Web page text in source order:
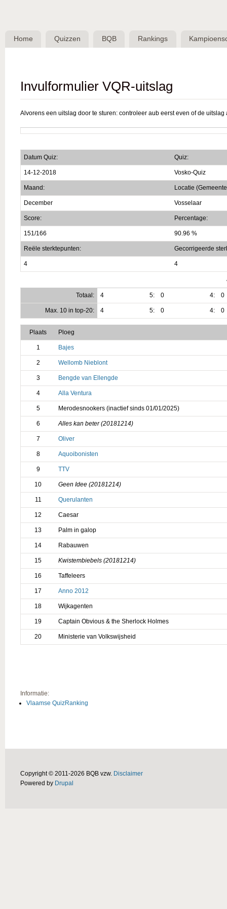
Belgische
QuizBond
Home Quizzen BQB Rankings
Invulformulier VQR-uitslag
Alvorens een uitslag door te sturen: controleer aub eerst even of de
Datum Quiz: Quiz:
14-12-2018 Vosko-Quiz
Maand: Locatie
December Vosselaar
Score: Percentage:
151/166 90.96 %
Reële sterktepunten: Gecorrigeerde
4 4
Totaal:
4 5: 0 4: 0
Max. 10 in top-20: 4 5: 0 4: 0
Plaats Ploeg
1 Bajes
2 Wellomb Nieblont
3 Bengde van Ellengde
4 Alla Ventura
5 Merodesnookers (inactief sinds 01/01/2025)
6 Alles kan beter (20181214)
7 Oliver
8 Aquoibonisten
9 TTV
10 Geen Idee (20181214)
11 Querulanten
12 Caesar
13 Palm in galop
14 Rabauwen
15 Kwistembiebels (20181214)
16 Taffeleers
17 Anno 2012
18 Wijkagenten
19 Captain Obvious & the Sherlock Holmes
20 Ministerie van Volkswijsheid
Informatie:
Vlaamse QuizRanking
Copyright © 2011-2026 BQB vzw. Disclaimer
Powered by Drupal